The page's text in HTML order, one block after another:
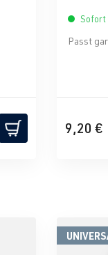
Sofort
Passt
9,20 €